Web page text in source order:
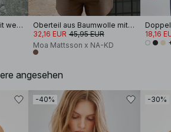
taillierte Leinenhose mit weitem Bein
Oberteil aus Baumwolle mit offenem Rücken
32,16 EUR 45,95 EUR
Moa Mattsson x NA-KD
18,16
angesehen
-40% -30%